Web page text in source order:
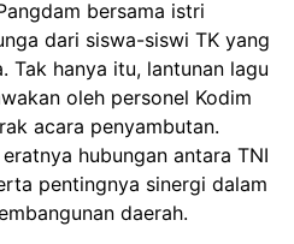
bersama istri
dari siswa-siswi TK yang
Tak hanya itu, lantunan lagu
oleh personel Kodim
acara penyambutan.
hubungan antara TNI
pentingnya sinergi dalam
daerah.